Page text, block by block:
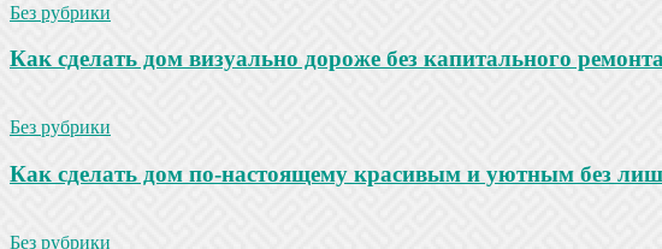
Без рубрики
Как сделать дом визуально дороже без капитального
Без рубрики
Как сделать дом по-настоящему красивым и уютным без
Без рубрики